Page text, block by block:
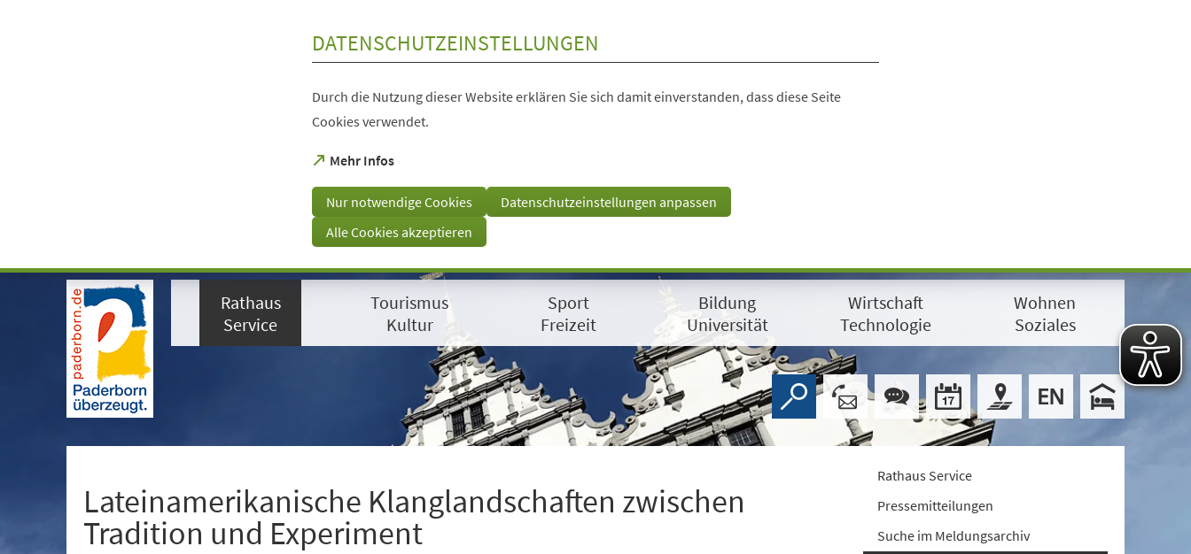
Assistenzsoftware
DATENSCHUTZEINSTELLUNGEN
Durch die Nutzung dieser Website erklären Sie sich damit einverstanden, dass diese Seite
Cookies verwendet.
Mehr Infos
(Öffnet
einem
neuen
Tab)
Nur notwendige Cookies
Datenschutzeinstellungen anpassen
Alle Cookies akzeptieren
Rathaus
Service
Tourismus
Kultur
Sport
Freizeit
Bildung
Universität
Wirtschaft
Technologie
Wohnen
Soziales
Lateinamerikanische Klanglandschaften zwischen
Tradition und Experiment
Rathaus Service
Pressemitteilungen
Suche im Meldungsarchiv